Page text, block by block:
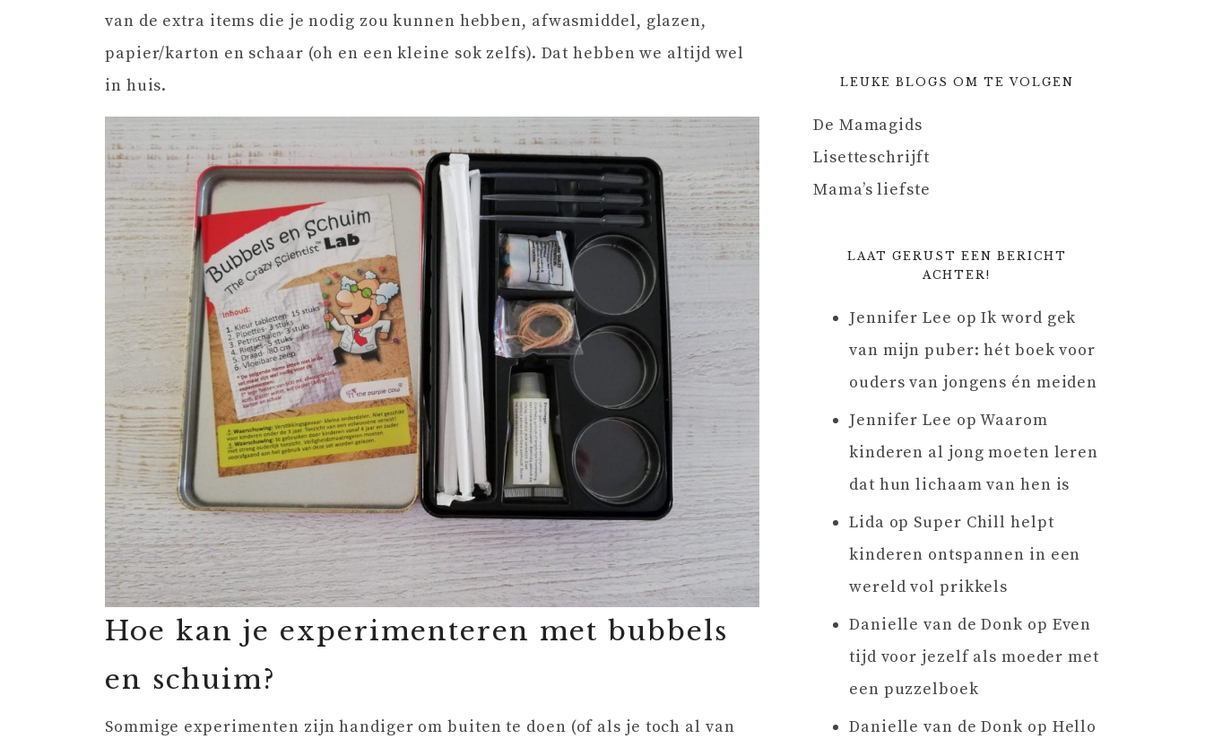
van de extra items die je nodig zou kunnen hebben, afwasmiddel, glazen,
papier/karton en schaar (oh en een kleine sok zelfs). Dat hebben we altijd wel
in huis.
Hoe kan je experimenteren met bubbels
en schuim?
Sommige experimenten zijn handiger om buiten te doen (of als je toch al van
LEUKE BLOGS OM TE VOLGEN
De Mamagids
Lisetteschrijft
Mama’s liefste
LAAT GERUST EEN BERICHT
ACHTER!
Jennifer Lee opIk word gek
van mijn puber: hét boek voor
ouders van jongens én meiden
Jennifer Lee opWaarom
kinderen al jong moeten leren
dat hun lichaam van hen is
Lida op Super Chill helpt
kinderen ontspannen in een
wereld vol prikkels
Danielle van de Donk op Even
tijd voor jezelf als moeder met
een puzzelboek
Danielle van de Donk op Hello